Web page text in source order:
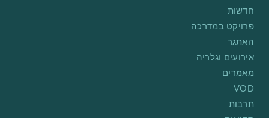
חדשות
פרויקט במדרכה
האתגר
אירועים וגלריה
מאמרים
VOD
תרבות